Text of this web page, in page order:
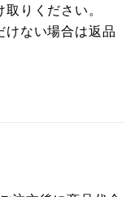
りください。
けない場合は返品